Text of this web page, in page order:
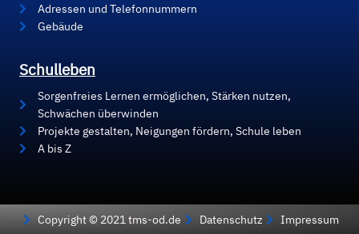
Adressen und Telefonnummern
Gebäude
Schulleben
Sorgenfreies Lernen ermöglichen, Stärken nutzen,
Schwächen überwinden
Projekte gestalten, Neigungen fördern, Schule leben
A bis Z
Copyright © 2021 tms-od.de Datenschutz Impressum